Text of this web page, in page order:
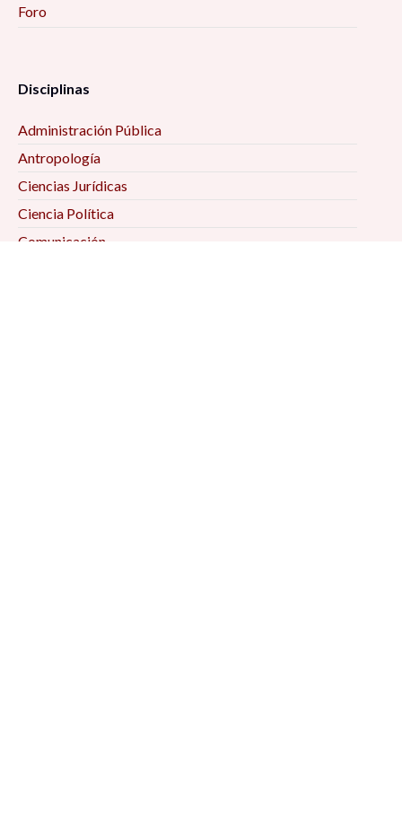
Foro
Disciplinas
Administración Pública
Antropología
Ciencias Jurídicas
Ciencia Política
Comunicación